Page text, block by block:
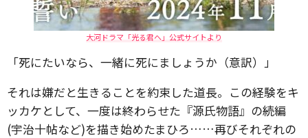
大河ドラマ「光る君へ」公式サイトより
「死にたいなら、一緒に死にましょうか（意訳）」
それは嫌だと生きることを約束した道長。この経験をキ
ッカケとして、一度は終わらせた『源氏物語』の続編
(宇治十帖など)を描き始めたまひろ……再びそれぞれの